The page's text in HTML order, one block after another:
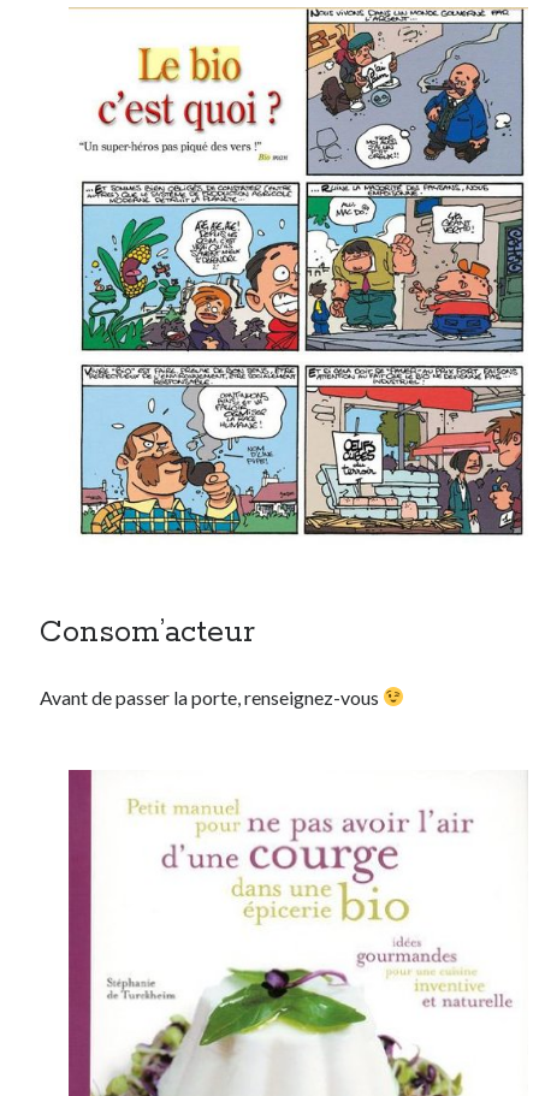
Consom’acteur
Avant de passer la porte, renseignez-vous